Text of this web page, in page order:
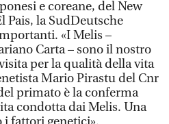
e coreane, del New
Pais, la SudDeutsche
«I Melis –
Carta – sono il nostro
per la qualità della vita
Mario Pirastu del Cnr
primato è la conferma
condotta dai Melis. Una